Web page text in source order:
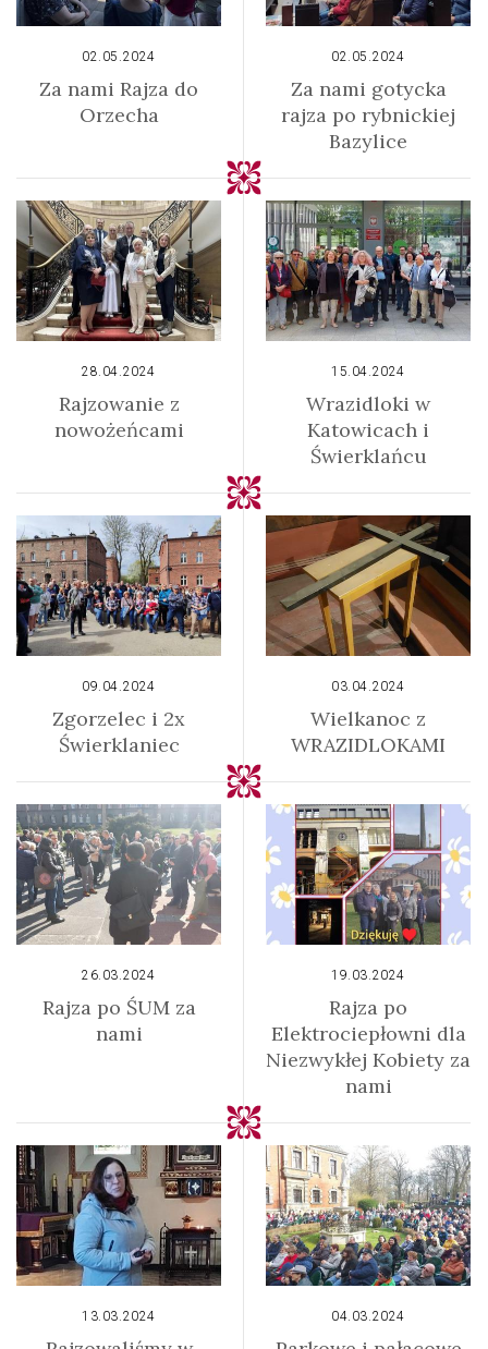
02.05.2024
Za nami Rajza do
Orzecha
02.05.2024
Za nami gotycka
rajza po rybnickiej
Bazylice
28.04.2024
Rajzowanie z
nowożeńcami
15.04.2024
Wrazidloki w
Katowicach i
Świerklańcu
09.04.2024
Zgorzelec i 2x
Świerklaniec
03.04.2024
Wielkanoc z
WRAZIDLOKAMI
26.03.2024
Rajza po ŚUM za
nami
19.03.2024
Rajza po
Elektrociepłowni dla
Niezwykłej Kobiety za
nami
13.03.2024 04.03.2024